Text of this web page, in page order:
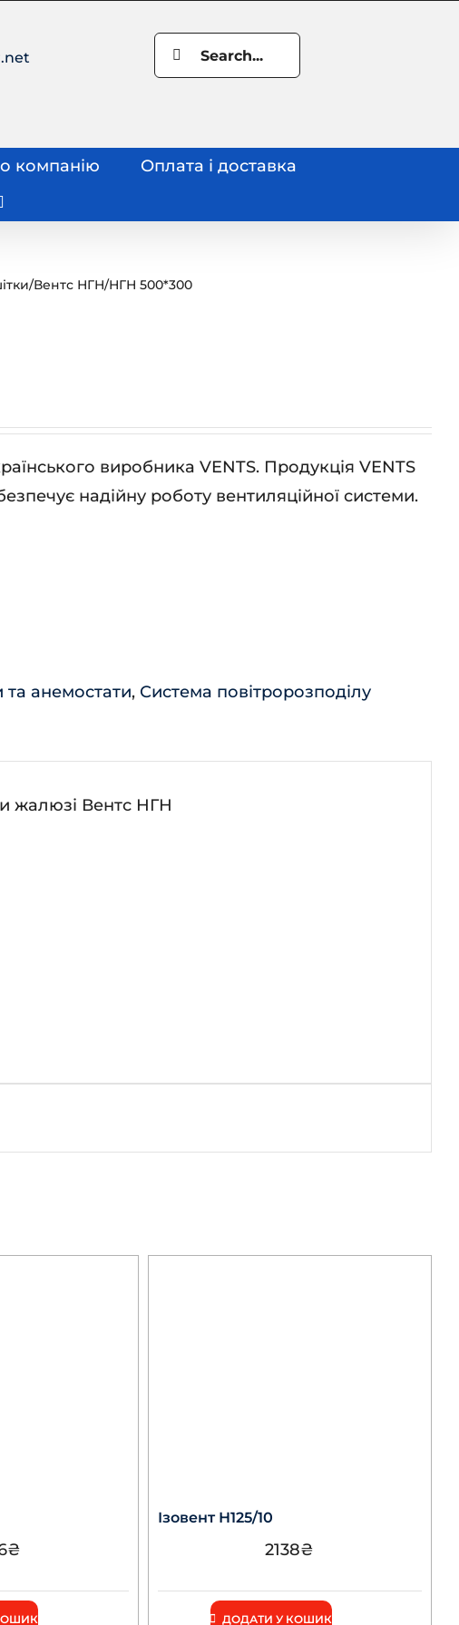
Search
for:
компанію
Оплата і доставка
/Вентс НГН/НГН 500*300
виробника VENTS. Продукція VENTS
надійну роботу вентиляційної системи.
та анемостати, Система повітророзподілу
жалюзі Вентс НГН
₴
Ізовент Н125/10
2138₴
ДОДАТИ У КОШИК